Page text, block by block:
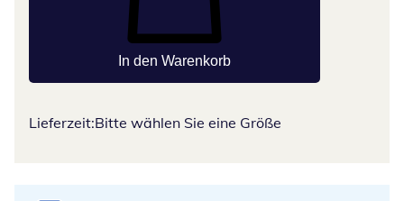
In den Warenkorb
Lieferzeit:Bitte wählen Sie eine Größe